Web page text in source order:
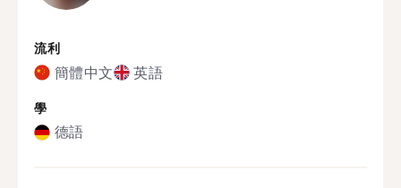
流利
簡體中文 英語
學
德語